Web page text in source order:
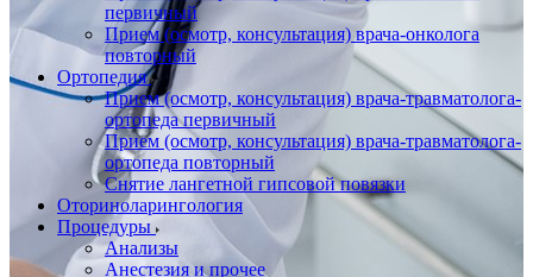
первичный
Прием (осмотр, консультация) врача-онколога
повторный
Ортопедия
Прием (осмотр, консультация) врача-травматолога-
ортопеда первичный
Прием (осмотр, консультация) врача-травматолога-
ортопеда повторный
Снятие лангетной гипсовой повязки
Оториноларингология
Процедуры
Анализы
Анестезия и прочее